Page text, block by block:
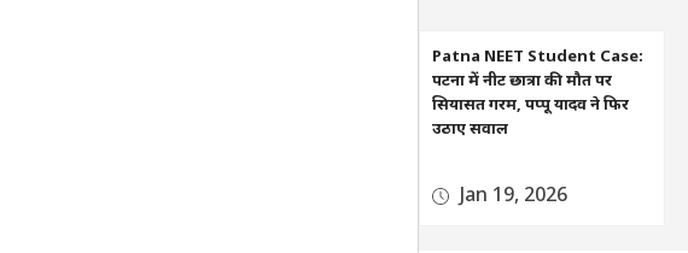
Patna NEET Student Case:
पटना में नीट छात्रा की मौत पर
सियासत गरम, पप्पू यादव ने फिर
उठाए सवाल
Jan 19, 2026